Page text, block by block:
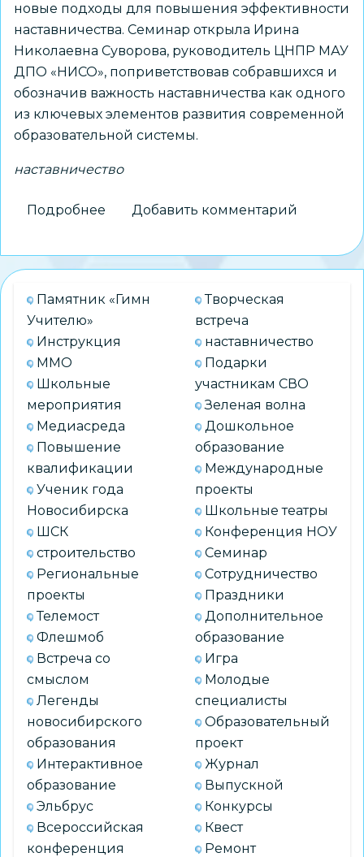
новые подходы для повышения эффективности
наставничества. Семинар открыла Ирина
Николаевна Суворова, руководитель ЦНПР МАУ
ДПО «НИСО», поприветствовав собравшихся и
обозначив важность наставничества как одного
из ключевых элементов развития современной
образовательной системы.
наставничество
Подробнее
Наставническая
лига:
успешный
и
форматы
взаимодействия
Добавить комментарий
Памятник «Гимн
Учителю»
Инструкция
ММО
Школьные
мероприятия
Медиасреда
Повышение
квалификации
Ученик года
Новосибирска
ШСК
строительство
Региональные
проекты
Телемост
Флешмоб
Встреча со
смыслом
Легенды
новосибирского
образования
Интерактивное
образование
Эльбрус
Всероссийская
конференция
Творческая
встреча
наставничество
Подарки
участникам СВО
Зеленая волна
Дошкольное
образование
Международные
проекты
Школьные театры
Конференция НОУ
Семинар
Сотрудничество
Праздники
Дополнительное
образование
Игра
Молодые
специалисты
Образовательный
проект
Журнал
Выпускной
Конкурсы
Квест
Ремонт